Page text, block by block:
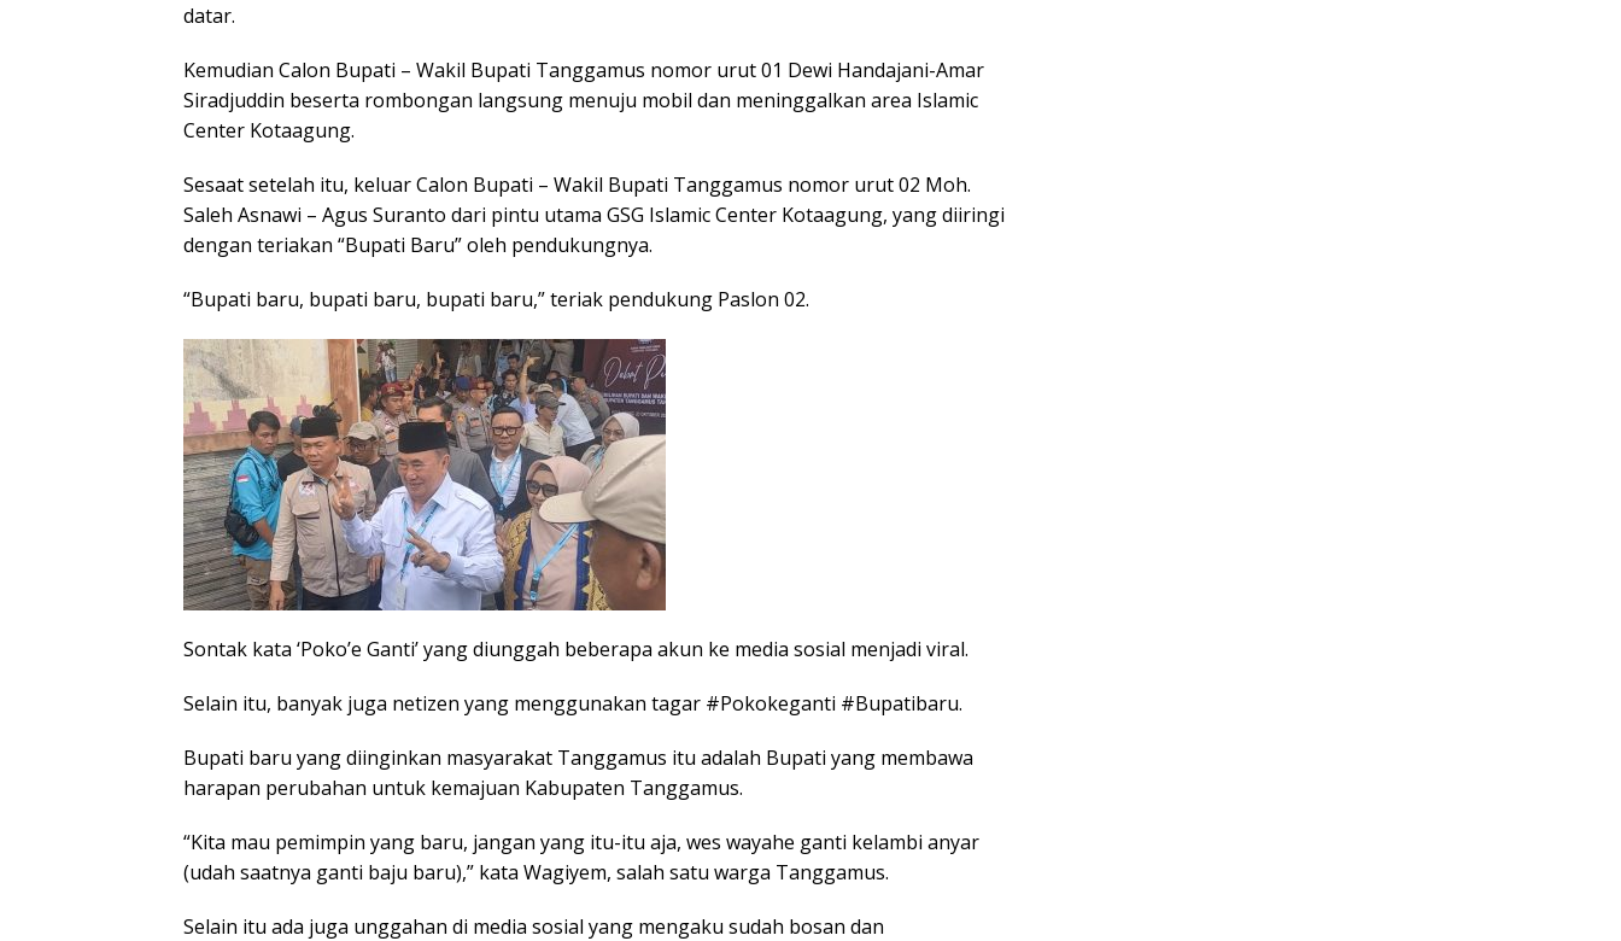
datar.
Kemudian Calon Bupati – Wakil Bupati Tanggamus nomor urut 01 Dewi Handajani-Amar
Siradjuddin beserta rombongan langsung menuju mobil dan meninggalkan area Islamic
Center Kotaagung.
Sesaat setelah itu, keluar Calon Bupati – Wakil Bupati Tanggamus nomor urut 02 Moh.
Saleh Asnawi – Agus Suranto dari pintu utama GSG Islamic Center Kotaagung, yang diiringi
dengan teriakan “Bupati Baru” oleh pendukungnya.
“Bupati baru, bupati baru, bupati baru,” teriak pendukung Paslon 02.
Sontak kata ‘Poko’e Ganti’ yang diunggah beberapa akun ke media sosial menjadi viral.
Selain itu, banyak juga netizen yang menggunakan tagar #Pokokeganti #Bupatibaru.
Bupati baru yang diinginkan masyarakat Tanggamus itu adalah Bupati yang membawa
harapan perubahan untuk kemajuan Kabupaten Tanggamus.
“Kita mau pemimpin yang baru, jangan yang itu-itu aja, wes wayahe ganti kelambi anyar
(udah saatnya ganti baju baru),” kata Wagiyem, salah satu warga Tanggamus.
Selain itu ada juga unggahan di media sosial yang mengaku sudah bosan dan